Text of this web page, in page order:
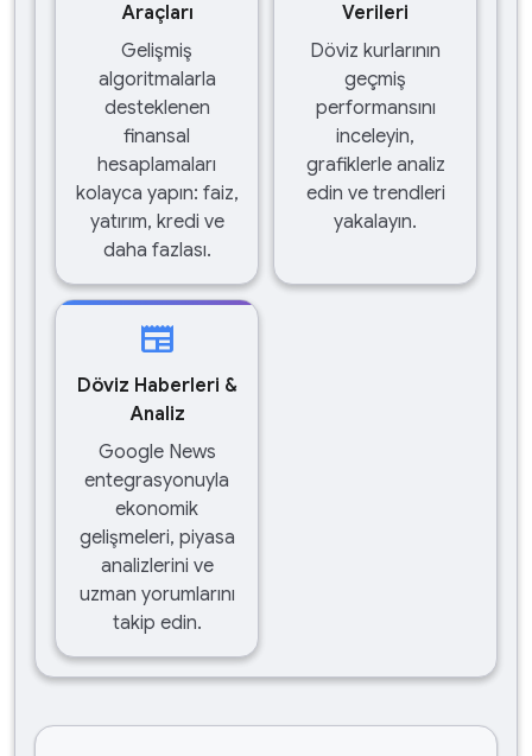
Araçları
Gelişmiş
algoritmalarla
desteklenen
finansal
hesaplamaları
kolayca yapın: faiz,
yatırım, kredi ve
daha fazlası.
Verileri
Döviz kurlarının
geçmiş
performansını
inceleyin,
grafiklerle analiz
edin ve trendleri
yakalayın.
newspaper
Döviz Haberleri &
Analiz
Google News
entegrasyonuyla
ekonomik
gelişmeleri, piyasa
analizlerini ve
uzman yorumlarını
takip edin.